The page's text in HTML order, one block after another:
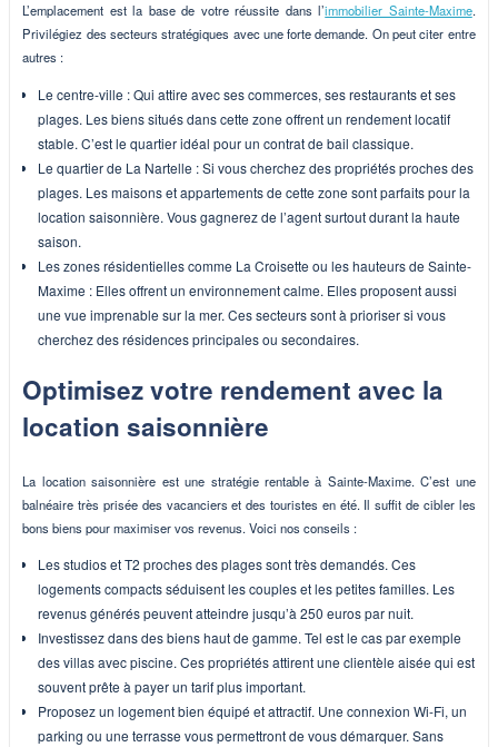
L’emplacement est la base de votre réussite dans l’immobilier Sainte-Maxime.
Privilégiez des secteurs stratégiques avec une forte demande. On peut citer entre
autres :
Le centre-ville : Qui attire avec ses commerces, ses restaurants et ses
plages. Les biens situés dans cette zone offrent un rendement locatif
stable. C’est le quartier idéal pour un contrat de bail classique.
Le quartier de La Nartelle : Si vous cherchez des propriétés proches des
plages. Les maisons et appartements de cette zone sont parfaits pour la
location saisonnière. Vous gagnerez de l’agent surtout durant la haute
saison.
Les zones résidentielles comme La Croisette ou les hauteurs de Sainte-
Maxime : Elles offrent un environnement calme. Elles proposent aussi
une vue imprenable sur la mer. Ces secteurs sont à prioriser si vous
cherchez des résidences principales ou secondaires.
Optimisez votre rendement avec la
location saisonnière
La location saisonnière est une stratégie rentable à Sainte-Maxime. C’est une
balnéaire très prisée des vacanciers et des touristes en été. Il suffit de cibler les
bons biens pour maximiser vos revenus. Voici nos conseils :
Les studios et T2 proches des plages sont très demandés. Ces
logements compacts séduisent les couples et les petites familles. Les
revenus générés peuvent atteindre jusqu’à 250 euros par nuit.
Investissez dans des biens haut de gamme. Tel est le cas par exemple
des villas avec piscine. Ces propriétés attirent une clientèle aisée qui est
souvent prête à payer un tarif plus important.
Proposez un logement bien équipé et attractif. Une connexion Wi-Fi, un
parking ou une terrasse vous permettront de vous démarquer. Sans